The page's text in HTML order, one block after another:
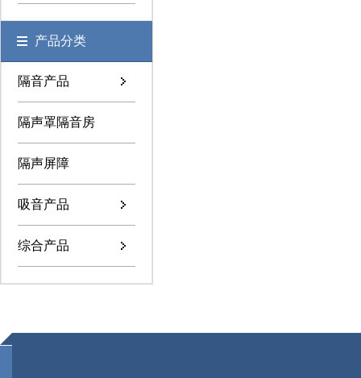
产品分类
隔音产品
隔声罩隔音房
隔声屏障
吸音产品
综合产品